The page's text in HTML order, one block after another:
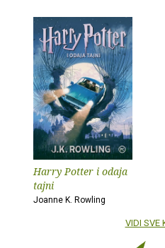
Harry Potter i odaja
tajni
Joanne K. Rowling
VIDI SVE